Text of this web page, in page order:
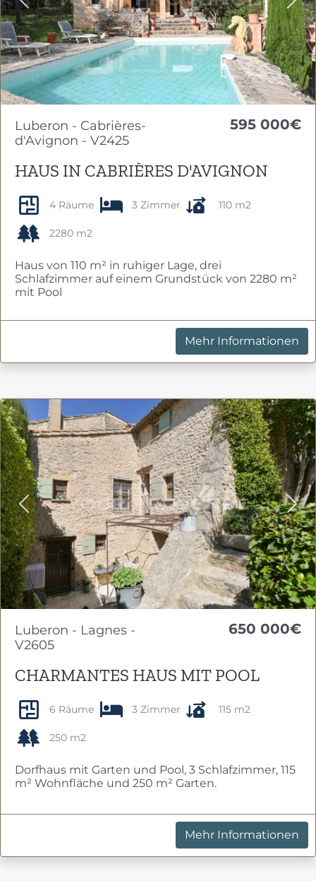
Previous
Luberon - Cabrières-
d'Avignon - V2425
595 000€
HAUS IN CABRIÈRES D'AVIGNON
4 Räume 3 Zimmer 110 m2
2280 m2
Haus von 110 m² in ruhiger Lage, drei
Schlafzimmer auf einem Grundstück von 2280 m²
mit Pool
Mehr Informationen
Previous
Luberon - Lagnes -
V2605
650 000€
CHARMANTES HAUS MIT POOL
6 Räume 3 Zimmer 115 m2
250 m2
Dorfhaus mit Garten und Pool, 3 Schlafzimmer, 115
m² Wohnfläche und 250 m² Garten.
Mehr Informationen